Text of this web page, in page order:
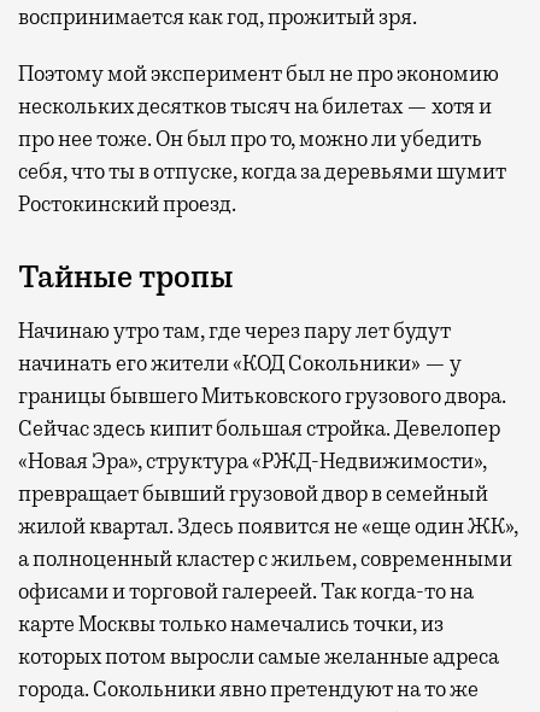
воспринимается как год, прожитый зря.
Поэтому мой эксперимент был не про экономию
нескольких десятков тысяч на билетах — хотя и
про нее тоже. Он был про то, можно ли убедить
себя, что ты в отпуске, когда за деревьями шумит
Ростокинский проезд.
Тайные тропы
Начинаю утро там, где через пару лет будут
начинать его жители «КОД Сокольники» — у
границы бывшего Митьковского грузового двора.
Сейчас здесь кипит большая стройка. Девелопер
«Новая Эра», структура «РЖД-Недвижимости»,
превращает бывший грузовой двор в семейный
жилой квартал. Здесь появится не «еще один ЖК»,
а полноценный кластер с жильем, современными
офисами и торговой галереей. Так когда-то на
карте Москвы только намечались точки, из
которых потом выросли самые желанные адреса
города. Сокольники явно претендуют на то же